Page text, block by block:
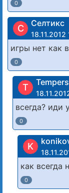
0
C Cелтикс
18.11.2012
игры нет как
0
T Tempers
всегда? иди
0
K
как всегда
0